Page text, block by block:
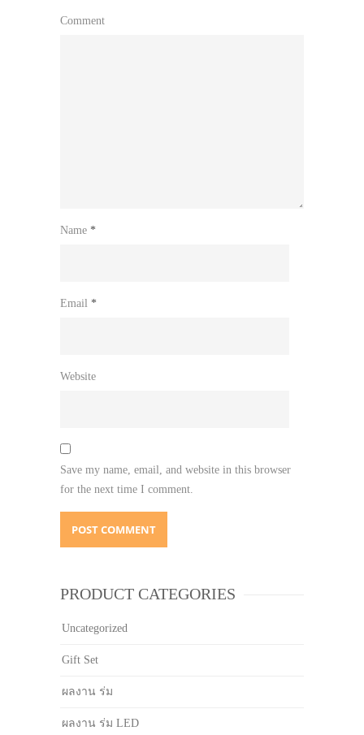
Comment
Name *
Email *
Website
Save my name, email, and website in this browser
for the next time I comment.
PRODUCT CATEGORIES
Uncategorized
Gift Set
ผลงาน ร่ม
ผลงาน ร่ม LED